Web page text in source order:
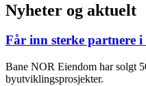
Nyheter og aktuelt
Får inn sterke partnere
Bane NOR Eiendom har solgt
byutviklingsprosjekter.